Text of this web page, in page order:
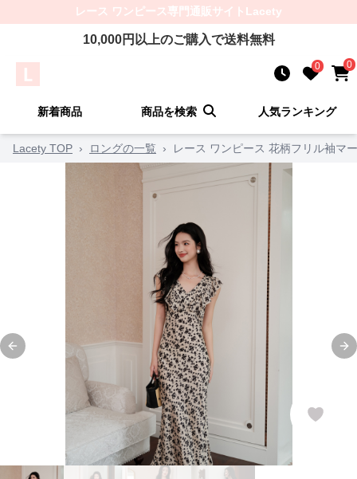
レース ワンピース専門通販サイト Lacety
10,000円以上のご購入で送料無料
0 0
新着商品 商品を検索 人気ランキング
Lacety TOP › ロングの一覧 › レース ワンピース 花柄フリル袖マ
Previous slide